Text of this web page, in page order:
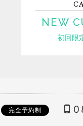
NEW
初回限
完全予約制